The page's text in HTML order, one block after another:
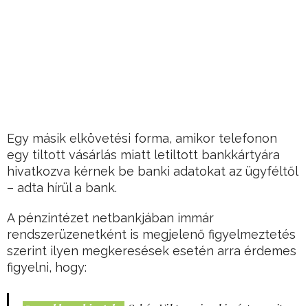
Egy másik elkövetési forma, amikor telefonon
egy tiltott vásárlás miatt letiltott bankkártyára
hivatkozva kérnek be banki adatokat az ügyféltől
– adta hírül a bank.
A pénzintézet netbankjában immár
rendszerüzenetként is megjelenő figyelmeztetés
szerint ilyen megkeresések esetén arra érdemes
figyelni, hogy: